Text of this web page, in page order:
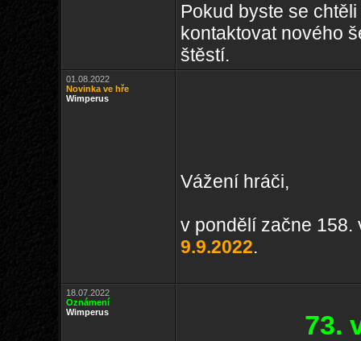
Pokud byste se
kontaktovat nového
štěstí.
01.08.2022
Novinka ve hře
Wimperus
Vážení hráči,
v pondělí začne
9.9.2022.
18.07.2022
Oznámení
Wimperus
73.